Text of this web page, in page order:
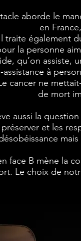
aborde le
en
traite également
la personne
qu’on assiste,
assistance à
cancer ne
de mort
aussi la
préserver et les
face B mène la
Le choix de